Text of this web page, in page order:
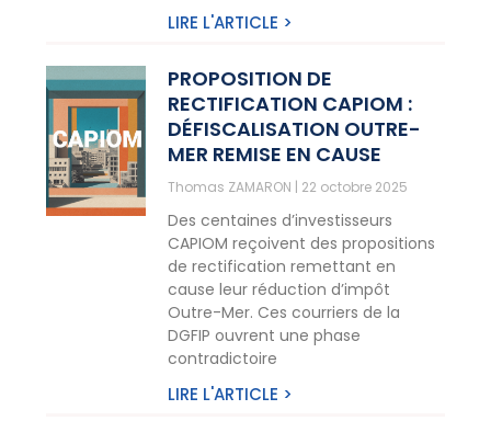
LIRE L'ARTICLE >
PROPOSITION DE
RECTIFICATION CAPIOM :
DÉFISCALISATION OUTRE-
MER REMISE EN CAUSE
Thomas ZAMARON 22 octobre 2025
Des centaines d’investisseurs
CAPIOM reçoivent des propositions
de rectification remettant en
cause leur réduction d’impôt
Outre-Mer. Ces courriers de la
DGFIP ouvrent une phase
contradictoire
LIRE L'ARTICLE >